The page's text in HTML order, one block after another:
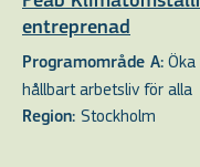
entreprenad
Programområde A:
hållbart arbetsliv för alla
Region: Stockholm